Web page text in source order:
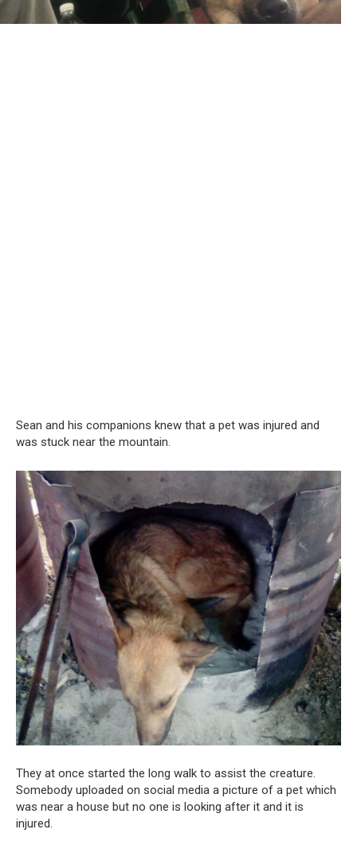
Sean and his companions knew that a pet was injured and
was stuck near the mountain.
They at once started the long walk to assist the creature.
Somebody uploaded on social media a picture of a pet which
was near a house but no one is looking after it and it is
injured.